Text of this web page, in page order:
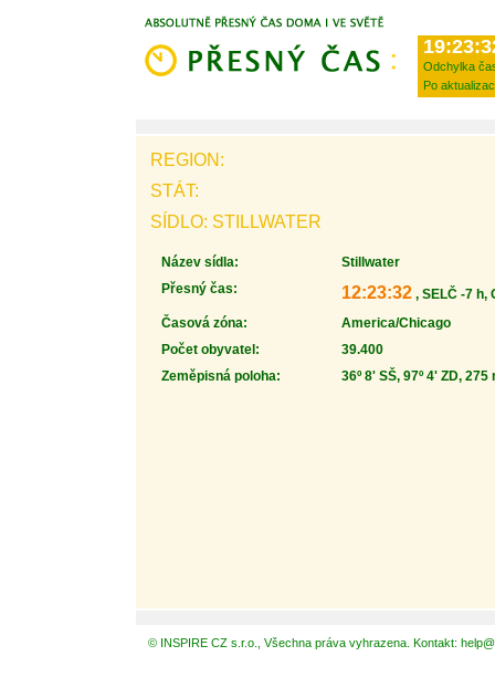
Odchylka
Po
REGION:
STÁT:
SÍDLO: STILLWATER
Název sídla:
Stillwater
Přesný čas:
12:23:32 , SELČ -7 h,
Časová zóna:
America/Chicago
Počet obyvatel:
39.400
Zeměpisná poloha:
36º 8' SŠ, 97º 4' ZD, 275
© INSPIRE CZ s.r.o., Všechna práva vyhrazena. Kontakt: